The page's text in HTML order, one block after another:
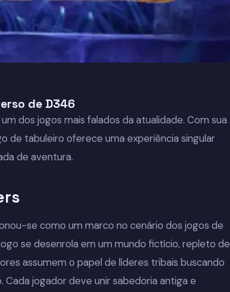
de D346
dos jogos mais falados da atualidade. Com sua
de tabuleiro oferece uma experiência singular
de aventura.
se como um marco no cenário dos jogos de
se desenrola em um mundo fictício, repleto de
assumem o papel de líderes tribais buscando
jogador deve unir sabedoria antiga e